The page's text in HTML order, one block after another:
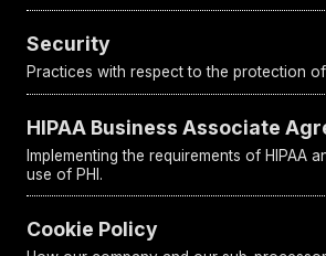
Security
Practices with respect to the protection
HIPAA Business Associate
Implementing the requirements of HIPAA
use of PHI.
Cookie Policy